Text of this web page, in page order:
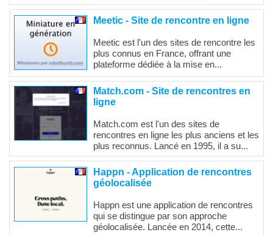
Meetic - Site de rencontre en ligne
Meetic est l'un des sites de rencontre les
plus connus en France, offrant une
plateforme dédiée à la mise en...
Match.com - Site de rencontres en
ligne
Match.com est l'un des sites de
rencontres en ligne les plus anciens et les
plus reconnus. Lancé en 1995, il a su...
Happn - Application de rencontres
géolocalisée
Happn est une application de rencontres
qui se distingue par son approche
géolocalisée. Lancée en 2014, cette...